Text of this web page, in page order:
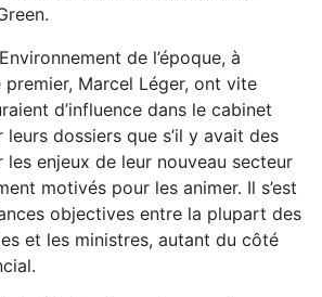
de l’époque, à
Marcel Léger, ont vite
d’influence dans le cabinet
dossiers que s’il y avait des
enjeux de leur nouveau secteur
motivés pour les animer. Il s’est
objectives entre la plupart des
et les ministres, autant du côté